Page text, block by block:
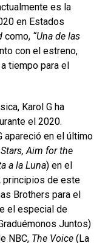
es la
en Estados
como, “Una de las
con el estreno,
tiempo para el
Karol G ha
el 2020.
apareció en el último
Aim for the
a la Luna) en el
principios de este
Brothers para el
el especial de
Juntos)
NBC, The Voice (La